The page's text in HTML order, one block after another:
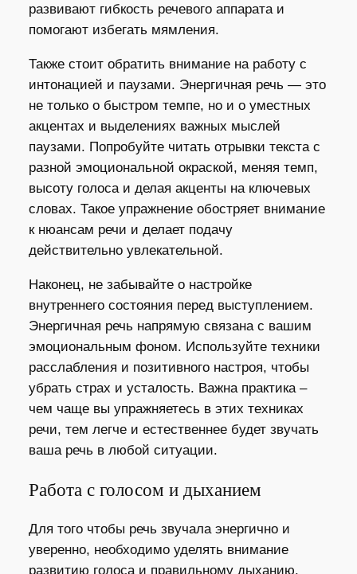
развивают гибкость речевого аппарата и
помогают избегать мямления.
Также стоит обратить внимание на работу с
интонацией и паузами. Энергичная речь — это
не только о быстром темпе, но и о уместных
акцентах и выделениях важных мыслей
паузами. Попробуйте читать отрывки текста с
разной эмоциональной окраской, меняя темп,
высоту голоса и делая акценты на ключевых
словах. Такое упражнение обостряет внимание
к нюансам речи и делает подачу
действительно увлекательной.
Наконец, не забывайте о настройке
внутреннего состояния перед выступлением.
Энергичная речь напрямую связана с вашим
эмоциональным фоном. Используйте техники
расслабления и позитивного настроя, чтобы
убрать страх и усталость. Важна практика –
чем чаще вы упражняетесь в этих техниках
речи, тем легче и естественнее будет звучать
ваша речь в любой ситуации.
Работа с голосом и дыханием
Для того чтобы речь звучала энергично и
уверенно, необходимо уделять внимание
развитию голоса и правильному дыханию.